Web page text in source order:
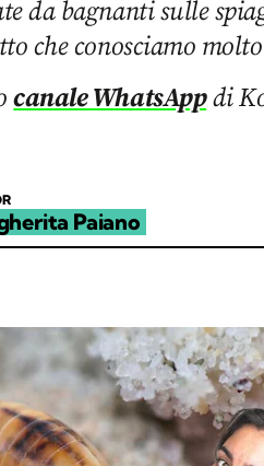
da bagnanti sulle
che conosciamo molto
canale WhatsAppdi
Paiano